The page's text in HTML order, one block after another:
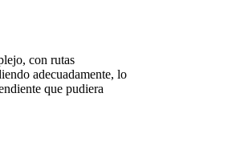
con rutas
adecuadamente, lo
que pudiera